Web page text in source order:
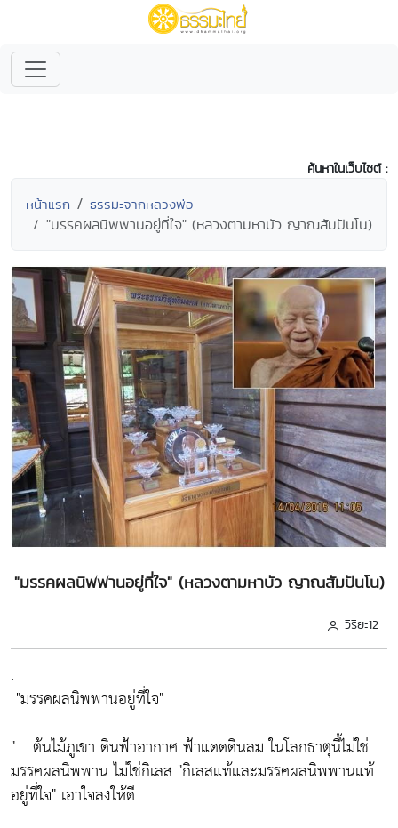
ค้นหาในเว็บไซต์ :
หน้าแรก ธรรมะจากหลวงพ่อ
"มรรคผลนิพพานอยู่ที่ใจ" (หลวงตามหาบัว ญาณสัมปันโน)
"มรรคผลนิพพานอยู่ที่ใจ" (หลวงตามหาบัว ญาณสัมปันโน)
วิริยะ12
.
"มรรคผลนิพพานอยู่ที่ใจ"
" .. ต้นไม้ภูเขา ดินฟ้าอากาศ ฟ้าแดดดินลม ในโลกธาตุนี้ไม่ใช่
มรรคผลนิพพาน ไม่ใช่กิเลส "กิเลสแท้และมรรคผลนิพพานแท้
อยู่ที่ใจ" เอาใจลงให้ดี